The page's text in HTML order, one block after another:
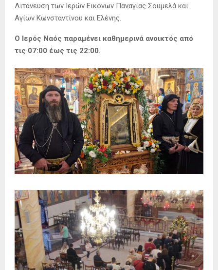
Λιτάνευση των Ιερών Εικόνων Παναγίας Σουμελά και
Αγίων Κωνσταντίνου και Ελένης.
Ο Ιερός Ναός παραμένει καθημερινά ανοικτός από
τις 07:00 έως τις 22:00.